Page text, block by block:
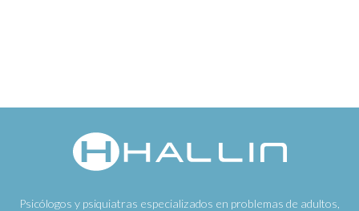
Psicólogos y psiquiatras especializados en problemas de adultos,